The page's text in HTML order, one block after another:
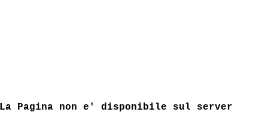
La Pagina non e' disponibile sul server